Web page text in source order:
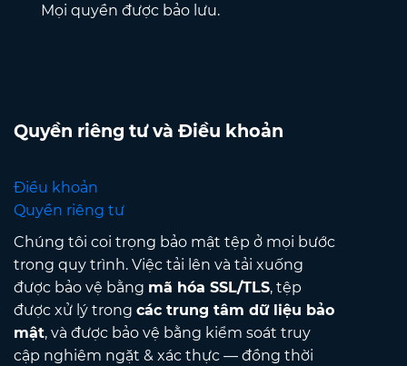
Mọi quyền được bảo lưu.
Quyền riêng tư và Điều khoản
Điều khoản
Quyền riêng tư
Chúng tôi coi trọng bảo mật tệp ở mọi bước
trong quy trình. Việc tải lên và tải xuống
được bảo vệ bằng mã hóa SSL/TLS, tệp
được xử lý trong các trung tâm dữ liệu bảo
mật, và được bảo vệ bằng kiểm soát truy
cập nghiêm ngặt & xác thực — đồng thời